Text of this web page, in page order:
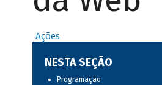
Ações
NESTA SEÇÃO
Programação